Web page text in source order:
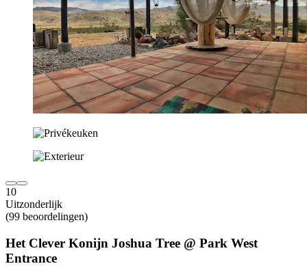
10
Uitzonderlijk
(99 beoordelingen)
Het Clever Konijn Joshua Tree @ Park West
Entrance